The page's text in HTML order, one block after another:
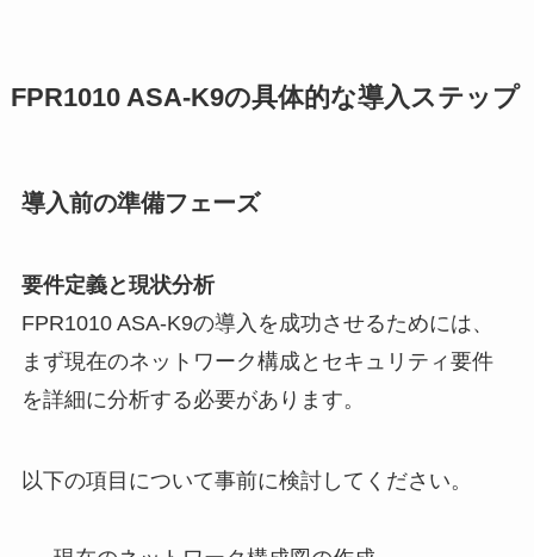
FPR1010 ASA-K9の具体的な導入ステップ
導入前の準備フェーズ
要件定義と現状分析
FPR1010 ASA-K9の導入を成功させるためには、
まず現在のネットワーク構成とセキュリティ要件
を詳細に分析する必要があります。
以下の項目について事前に検討してください。